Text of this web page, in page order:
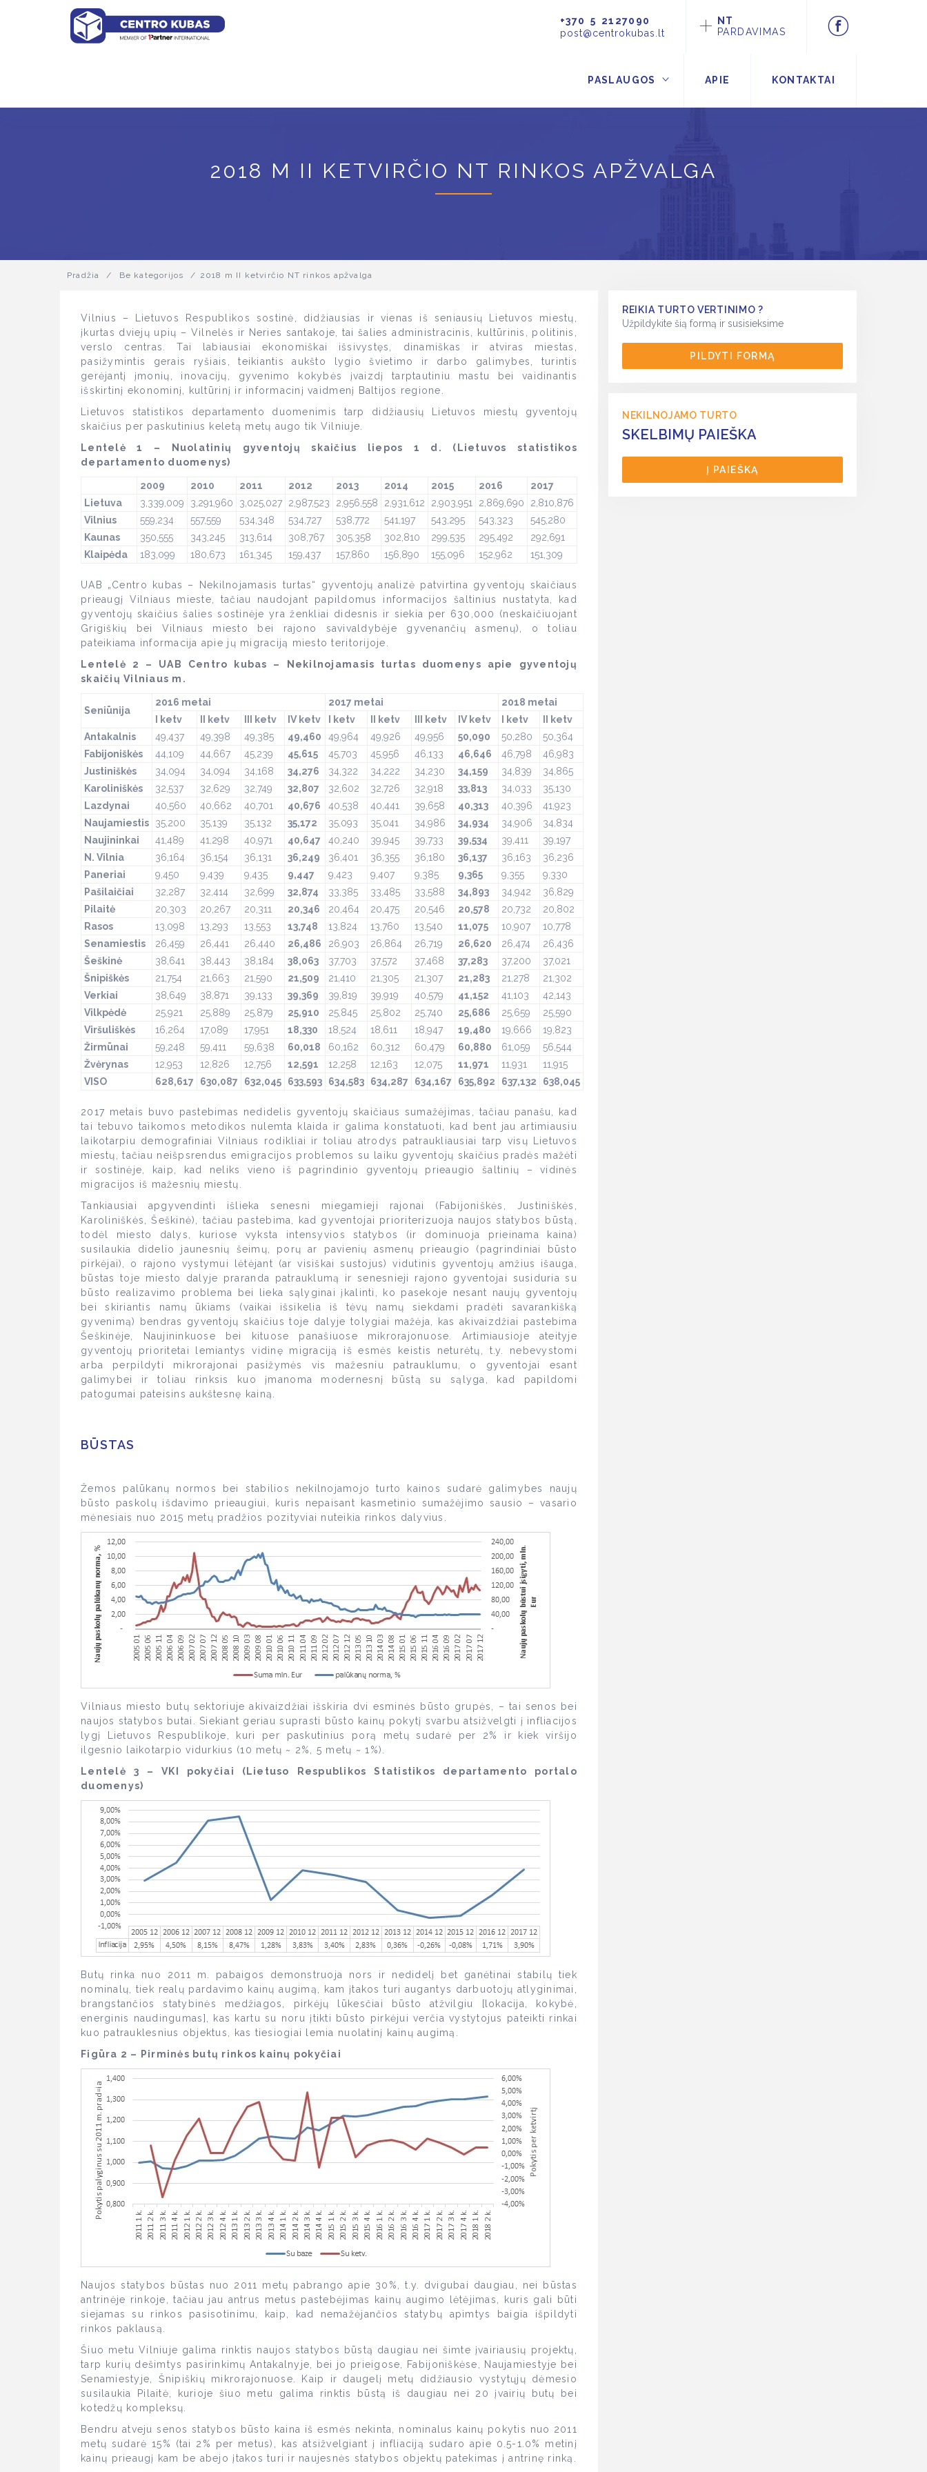
+370 5 2127090
post@centrokubas.lt
NT
PARDAVIMAS
PASLAUGOS APIE KONTAKTAI
2018 M II KETVIRČIO NT RINKOS APŽVALGA
Pradžia / Be kategorijos / 2018 m II ketvirčio NT rinkos apžvalga
Vilnius – Lietuvos Respublikos sostinė, didžiausias ir vienas iš seniausių Lietuvos miestų,
įkurtas dviejų upių – Vilnelės ir Neries santakoje, tai šalies administracinis, kultūrinis, politinis,
verslo centras. Tai labiausiai ekonomiškai išsivystęs, dinamiškas ir atviras miestas,
pasižymintis gerais ryšiais, teikiantis aukšto lygio švietimo ir darbo galimybes, turintis
gerėjantį įmonių, inovacijų, gyvenimo kokybės įvaizdį tarptautiniu mastu bei vaidinantis
išskirtinį ekonominį, kultūrinį ir informacinį vaidmenį Baltijos regione.
Lietuvos statistikos departamento duomenimis tarp didžiausių Lietuvos miestų gyventojų
skaičius per paskutinius keletą metų augo tik Vilniuje.
Lentelė 1 – Nuolatinių gyventojų skaičius liepos 1 d. (Lietuvos statistikos
departamento duomenys)
2009 2010 2011 2012 2013 2014 2015 2016
2017
Lietuva
3,339,009 3,291,960 3,025,027 2,987,523 2,956,558 2,931,612 2,903,951 2,869,690
2,810,876
Vilnius
559,234 557,559 534,348 534,727 538,772 541,197 543,295 543,323
545,280
Kaunas
350,555 343,245 313,614 308,767 305,358 302,810 299,535 295,492
292,691
Klaipėda 183,099 180,673 161,345 159,437 157,860 156,890 155,096 152,962 151,309
UAB „Centro kubas – Nekilnojamasis turtas“ gyventojų analizė patvirtina gyventojų skaičiaus
prieaugį Vilniaus mieste, tačiau naudojant papildomus informacijos šaltinius nustatyta, kad
gyventojų skaičius šalies sostinėje yra ženkliai didesnis ir siekia per 630,000 (neskaičiuojant
Grigiškių bei Vilniaus miesto bei rajono savivaldybėje gyvenančių asmenų), o toliau
pateikiama informacija apie jų migraciją miesto teritorijoje.
Lentelė 2 – UAB Centro kubas – Nekilnojamasis turtas duomenys apie gyventojų
skaičių Vilniaus m.
Seniūnija
2016 metai 2017 metai
2018 metai
I ketv
II ketv III ketv IV ketv I ketv II ketv III ketv IV ketv I ketv
II ketv
Antakalnis
49,437 49,398 49,385 49,460 49,964 49,926 49,956 50,090 50,280
50,364
Fabijoniškės 44,109 44,667 45,239 45,615 45,703 45,956 46,133 46,646 46,798
46,983
Justiniškės
34,094 34,094 34,168 34,276 34,322 34,222 34,230 34,159 34,839
34,865
Karoliniškės
32,537 32,629 32,749 32,807 32,602 32,726 32,918 33,813 34,033
35,130
Lazdynai
40,560 40,662 40,701 40,676 40,538 40,441 39,658 40,313 40,396
41,923
Naujamiestis
35,200 35,139 35,132 35,172 35,093 35,041 34,986 34,934 34,906
34,834
Naujininkai
41,489 41,298 40,971 40,647 40,240 39,945 39,733 39,534 39,411
39,197
N. Vilnia
36,164 36,154 36,131 36,249 36,401 36,355 36,180 36,137 36,163
36,236
Paneriai
9,450 9,439 9,435 9,447 9,423 9,407 9,385 9,365 9,355
9,330
Pašilaičiai
32,287 32,414 32,699 32,874 33,385 33,485 33,588 34,893 34,942
36,829
Pilaitė
20,303 20,267 20,311 20,346 20,464 20,475 20,546 20,578 20,732
20,802
Rasos
13,098 13,293 13,553 13,748 13,824 13,760 13,540 11,075 10,907
10,778
Senamiestis
26,459 26,441 26,440 26,486 26,903 26,864 26,719 26,620 26,474
26,436
Šeškinė
38,641 38,443 38,184 38,063 37,703 37,572 37,468 37,283 37,200
37,021
Šnipiškės
21,754 21,663 21,590 21,509 21,410 21,305 21,307 21,283 21,278
21,302
Verkiai
38,649 38,871 39,133 39,369 39,819 39,919 40,579 41,152 41,103
42,143
Vilkpėdė
25,921 25,889 25,879 25,910 25,845 25,802 25,740 25,686 25,659
25,590
Viršuliškės
16,264 17,089 17,951 18,330 18,524 18,611 18,947 19,480 19,666
19,823
Žirmūnai
59,248 59,411 59,638 60,018 60,162 60,312 60,479 60,880 61,059
56,544
Žvėrynas
12,953 12,826 12,756 12,591 12,258 12,163 12,075 11,971 11,931
11,915
VISO
628,617 630,087 632,045 633,593 634,583 634,287 634,167 635,892 637,132 638,045
2017 metais buvo pastebimas nedidelis gyventojų skaičiaus sumažėjimas, tačiau panašu, kad
tai tebuvo taikomos metodikos nulemta klaida ir galima konstatuoti, kad bent jau artimiausiu
laikotarpiu demografiniai Vilniaus rodikliai ir toliau atrodys patraukliausiai tarp visų Lietuvos
miestų, tačiau neišpsrendus emigracijos problemos su laiku gyventojų skaičius pradės mažėti
ir sostinėje, kaip, kad neliks vieno iš pagrindinio gyventojų prieaugio šaltinių – vidinės
migracijos iš mažesnių miestų.
Tankiausiai apgyvendinti išlieka senesni miegamieji rajonai (Fabijoniškės, Justiniškės,
Karoliniškės, Šeškinė), tačiau pastebima, kad gyventojai prioriterizuoja naujos statybos būstą,
todėl miesto dalys, kuriose vyksta intensyvios statybos (ir dominuoja prieinama kaina)
susilaukia didelio jaunesnių šeimų, porų ar pavienių asmenų prieaugio (pagrindiniai būsto
pirkėjai), o rajono vystymui lėtėjant (ar visiškai sustojus) vidutinis gyventojų amžius išauga,
būstas toje miesto dalyje praranda patrauklumą ir senesnieji rajono gyventojai susiduria su
būsto realizavimo problema bei lieka sąlyginai įkalinti, ko pasekoje nesant naujų gyventojų
bei skiriantis namų ūkiams (vaikai išsikelia iš tėvų namų siekdami pradėti savarankišką
gyvenimą) bendras gyventojų skaičius toje dalyje tolygiai mažėja, kas akivaizdžiai pastebima
Šeškinėje, Naujininkuose bei kituose panašiuose mikrorajonuose. Artimiausioje ateityje
gyventojų prioritetai lemiantys vidinę migraciją iš esmės keistis neturėtų, t.y. nebevystomi
arba perpildyti mikrorajonai pasižymės vis mažesniu patrauklumu, o gyventojai esant
galimybei ir toliau rinksis kuo įmanoma modernesnį būstą su sąlyga, kad papildomi
patogumai pateisins aukštesnę kainą.
BŪSTAS
Žemos palūkanų normos bei stabilios nekilnojamojo turto kainos sudarė galimybes naujų
būsto paskolų išdavimo prieaugiui, kuris nepaisant kasmetinio sumažėjimo sausio – vasario
mėnesiais nuo 2015 metų pradžios pozityviai nuteikia rinkos dalyvius.
Vilniaus miesto butų sektoriuje akivaizdžiai išskiria dvi esminės būsto grupės, – tai senos bei
naujos statybos butai. Siekiant geriau suprasti būsto kainų pokytį svarbu atsižvelgti į infliacijos
lygį Lietuvos Respublikoje, kuri per paskutinius porą metų sudarė per 2% ir kiek viršijo
ilgesnio laikotarpio vidurkius (10 metų ~ 2%, 5 metų ~ 1%).
Lentelė 3 – VKI pokyčiai (Lietuso Respublikos Statistikos departamento portalo
duomenys)
Butų rinka nuo 2011 m. pabaigos demonstruoja nors ir nedidelį bet ganėtinai stabilų tiek
nominalų, tiek realų pardavimo kainų augimą, kam įtakos turi augantys darbuotojų atlyginimai,
brangstančios statybinės medžiagos, pirkėjų lūkesčiai būsto atžvilgiu [lokacija, kokybė,
energinis naudingumas], kas kartu su noru įtikti būsto pirkėjui verčia vystytojus pateikti rinkai
kuo patrauklesnius objektus, kas tiesiogiai lemia nuolatinį kainų augimą.
Figūra 2 – Pirminės butų rinkos kainų pokyčiai
Naujos statybos būstas nuo 2011 metų pabrango apie 30%, t.y. dvigubai daugiau, nei būstas
antrinėje rinkoje, tačiau jau antrus metus pastebėjimas kainų augimo lėtėjimas, kuris gali būti
siejamas su rinkos pasisotinimu, kaip, kad nemažėjančios statybų apimtys baigia išpildyti
rinkos paklausą.
Šiuo metu Vilniuje galima rinktis naujos statybos būstą daugiau nei šimte įvairiausių projektų,
tarp kurių dešimtys pasirinkimų Antakalnyje, bei jo prieigose, Fabijoniškėse, Naujamiestyje bei
Senamiestyje, Šnipiškių mikrorajonuose. Kaip ir daugelį metų didžiausio vystytųjų dėmesio
susilaukia Pilaitė, kurioje šiuo metu galima rinktis būstą iš daugiau nei 20 įvairių butų bei
kotedžų kompleksų.
Bendru atveju senos statybos būsto kaina iš esmės nekinta, nominalus kainų pokytis nuo 2011
metų sudarė 15% (tai 2% per metus), kas atsižvelgiant į infliaciją sudaro apie 0.5-1.0% metinį
kainų prieaugį kam be abejo įtakos turi ir naujesnės statybos objektų patekimas į antrinę rinką.
REIKIA TURTO VERTINIMO ?
Užpildykite šią formą ir susisieksime
PILDYTI FORMĄ
NEKILNOJAMO TURTO
SKELBIMŲ PAIEŠKA
Į PAIEŠKĄ